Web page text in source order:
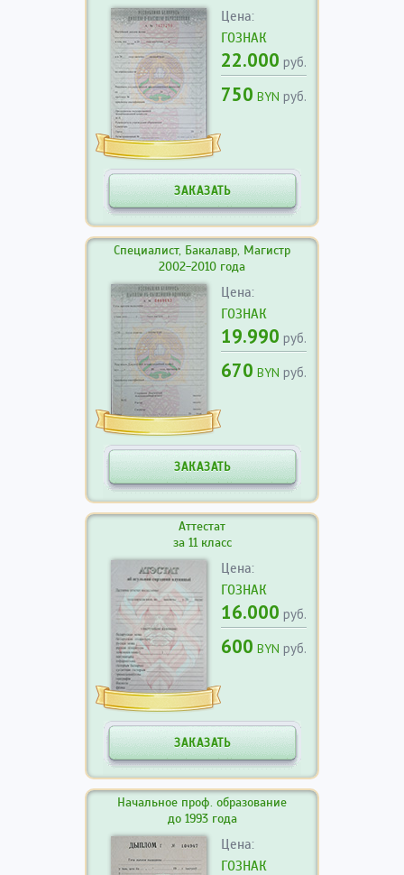
Цена:
ГОЗНАК
22.000 руб.
750 BYN руб.
ЗАКАЗАТЬ
Специалист, Бакалавр, Магистр
2002-2010 года
Цена:
ГОЗНАК
19.990 руб.
670 BYN руб.
ЗАКАЗАТЬ
Аттестат
за 11 класс
Цена:
ГОЗНАК
16.000 руб.
600 BYN руб.
ЗАКАЗАТЬ
Начальное проф. образование
до 1993 года
Цена:
ГОЗНАК